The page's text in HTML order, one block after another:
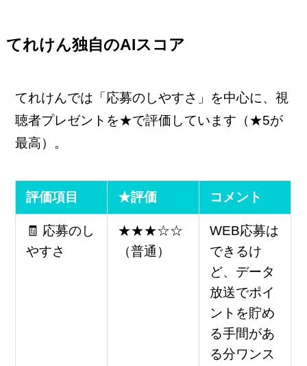
てれけん独自のAIスコア
てれけんでは「応募のしやすさ」を中心に、視
聴者プレゼントを★で評価しています（★5が
最高）。
評価項目 ★評価 コメント
🧾 応募のし
やすさ
★★★☆☆
（普通）
WEB応募は
できるけ
ど、データ
放送でポイ
ントを貯め
る手間があ
る分ワンス